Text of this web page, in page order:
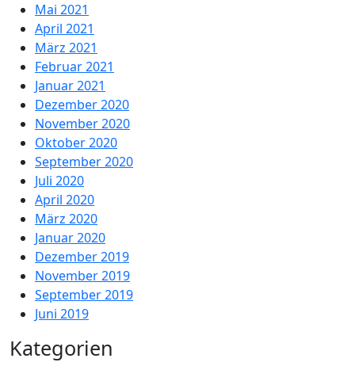
Mai 2021
April 2021
März 2021
Februar 2021
Januar 2021
Dezember 2020
November 2020
Oktober 2020
September 2020
Juli 2020
April 2020
März 2020
Januar 2020
Dezember 2019
November 2019
September 2019
Juni 2019
Kategorien